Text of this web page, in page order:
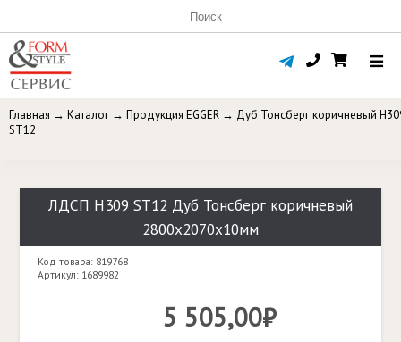
Главная → Каталог → Продукция EGGER → Дуб Тонсберг коричневый
ST12
ЛДСП Н309 ST12 Дуб Тонсберг коричневый
2800х2070х10мм
Код товара: 819768
Артикул: 1689982
5 505,00₽